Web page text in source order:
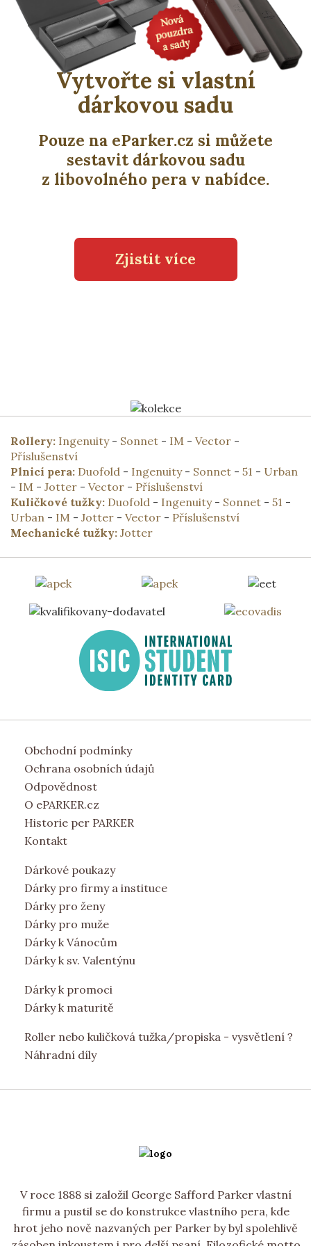
Vytvořte si vlastní
dárkovou sadu
Pouze na eParker.cz si můžete
sestavit dárkovou sadu
z libovolného pera v nabídce.
Zjistit více
Rollery: Ingenuity- Sonnet - IM - Vector -
Příslušenství
Plnicí pera: Duofold - Ingenuity- Sonnet - 51 - Urban
- IM - Jotter - Vector - Příslušenství
Kuličkové tužky: Duofold - Ingenuity- Sonnet - 51 -
Urban - IM - Jotter - Vector - Příslušenství
Mechanické tužky: Jotter
Obchodní podmínky
Ochrana osobních údajů
Odpovědnost
O ePARKER.cz
Historie per PARKER
Kontakt
Dárkové poukazy
Dárky pro firmy a instituce
Dárky pro ženy
Dárky pro muže
Dárky k Vánocům
Dárky k sv. Valentýnu
Dárky k promoci
Dárky k maturitě
Roller nebo kuličková tužka/propiska - vysvětlení ?
Náhradní díly
V roce 1888 si založil George Safford Parker vlastní
firmu a pustil se do konstrukce vlastního pera, kde
hrot jeho nově nazvaných per Parker by byl spolehlivě